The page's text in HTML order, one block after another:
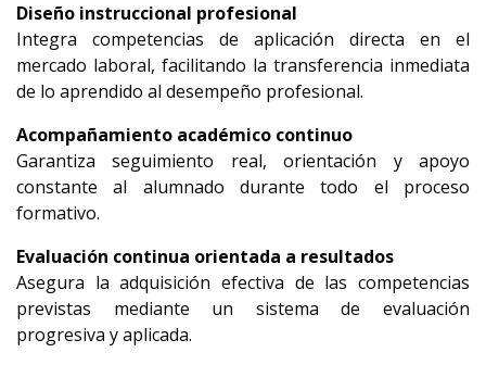
Diseño instruccional profesional
Integra competencias de aplicación directa en el
mercado laboral, facilitando la transferencia inmediata
de lo aprendido al desempeño profesional.
Acompañamiento académico continuo
Garantiza seguimiento real, orientación y apoyo
constante al alumnado durante todo el proceso
formativo.
Evaluación continua orientada a resultados
Asegura la adquisición efectiva de las competencias
previstas mediante un sistema de evaluación
progresiva y aplicada.